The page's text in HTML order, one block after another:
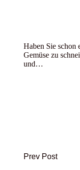
Haben Sie schon
Gemüse zu
und…
Prev Post